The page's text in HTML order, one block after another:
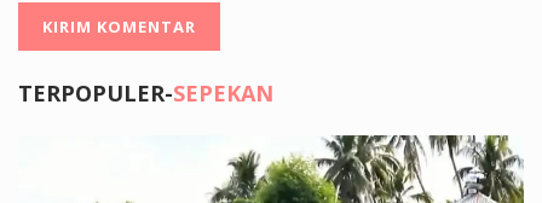
TERPOPULER-SEPEKAN